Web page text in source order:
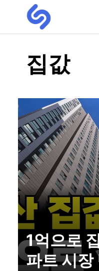
집값
1억으로
파트 시장